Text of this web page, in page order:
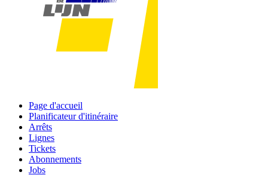
Page d'accueil
Planificateur d'itinéraire
Arrêts
Lignes
Tickets
Abonnements
Jobs